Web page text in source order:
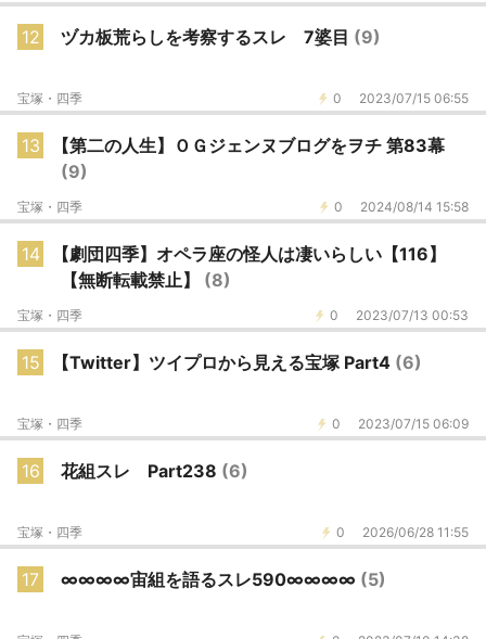
12 ヅカ板荒らしを考察するスレ 7婆目 (9)
0 2023/07/15 06:55
宝塚・四季
13
【第二の人生】ＯＧジェンヌブログをヲチ 第83幕
(9)
0 2024/08/14 15:58
宝塚・四季
14
【劇団四季】オペラ座の怪人は凄いらしい【116】
【無断転載禁止】 (8)
0 2023/07/13 00:53
宝塚・四季
15 【Twitter】ツイプロから見える宝塚 Part4 (6)
0 2023/07/15 06:09
宝塚・四季
16 花組スレ Part238 (6)
0 2026/06/28 11:55
宝塚・四季
17 ∞∞∞∞宙組を語るスレ590∞∞∞∞ (5)